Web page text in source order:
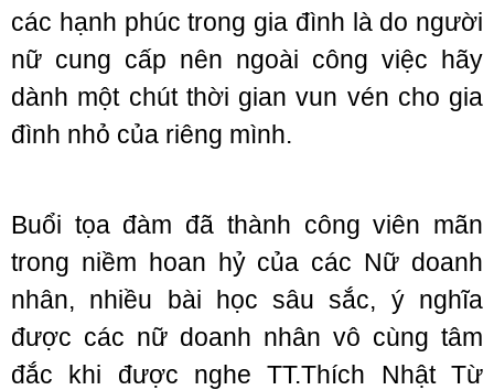
các hạnh phúc trong gia đình là do người
nữ cung cấp nên ngoài công việc hãy
dành một chút thời gian vun vén cho gia
đình nhỏ của riêng mình.
Buổi tọa đàm đã thành công viên mãn
trong niềm hoan hỷ của các Nữ doanh
nhân, nhiều bài học sâu sắc, ý nghĩa
được các nữ doanh nhân vô cùng tâm
đắc khi được nghe TT.Thích Nhật Từ